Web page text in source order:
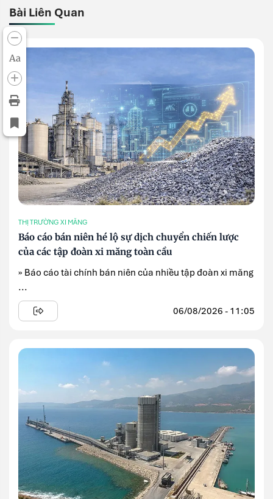
Aa
Bài Liên Quan
THỊ TRƯỜNG XI MĂNG
Báo cáo bán niên hé lộ sự dịch chuyển chiến lược
của các tập đoàn xi măng toàn cầu
» Báo cáo tài chính bán niên của nhiều tập đoàn xi măng
...
06/08/2026 - 11:05